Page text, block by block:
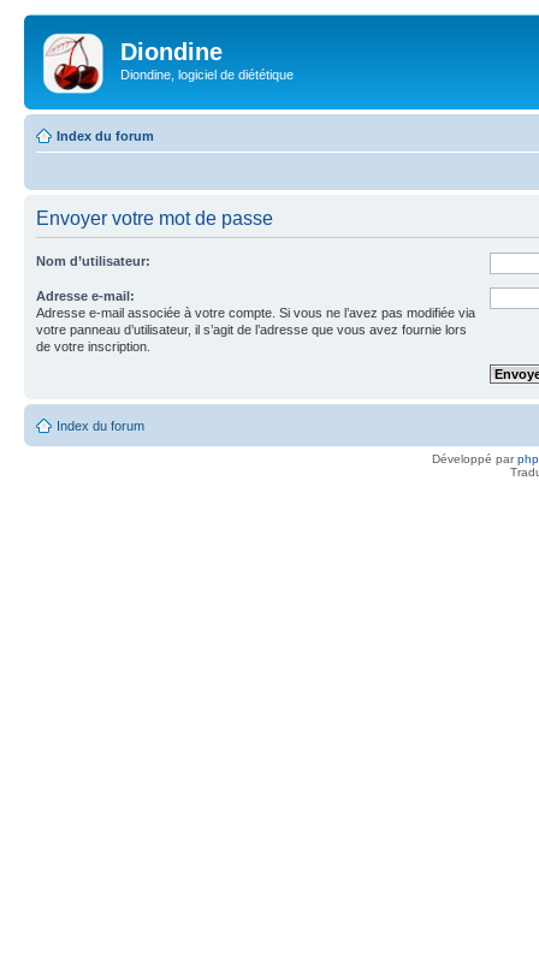
Diondine
Diondine, logiciel de diététique
Index du forum
Envoyer votre mot de passe
Nom d’utilisateur:
Adresse e-mail:
Adresse e-mail associée à votre compte. Si vous ne l’avez pas modifiée via
votre panneau d’utilisateur, il s’agit de l’adresse que vous avez fournie lors
de votre inscription.
Index du forum
Développé par